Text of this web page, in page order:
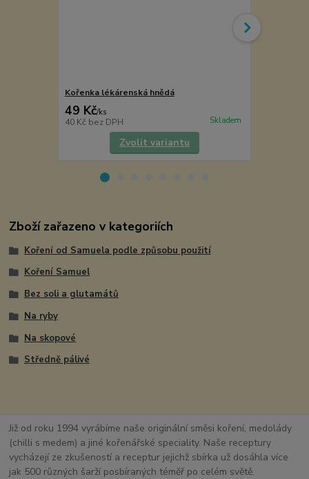
Kořenka lékárenská hnědá
49 Kč/ks
40 Kč bez DPH Skladem
Zvolit variantu
Zboží zařazeno v kategoriích
Koření od Samuela podle způsobu použití
Koření Samuel
Bez soli a glutamátů
Na ryby
Na skopové
Středně pálivé
Již od roku 1994 vyrábíme naše originální směsi koření, medolády
(chilli s medem) a jiné kořenářské speciality. Naše receptury
vycházejí ze zkušeností a receptur jejichž sbírka už dosáhla více
jak 500 různých šarží posbíraných téměř po celém světě.